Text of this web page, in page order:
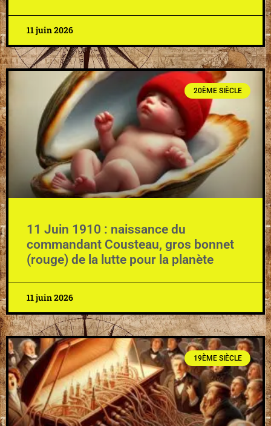
11 juin 2026
20ÈME SIÈCLE
11 Juin 1910 : naissance du
commandant Cousteau, gros bonnet
(rouge) de la lutte pour la planète
11 juin 2026
19ÈME SIÈCLE